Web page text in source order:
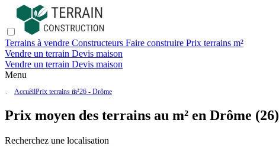
Terrains à vendre Constructeurs Faire construire Prix terrains m²
Vendre un terrain Devis maison
Vendre un terrain Devis maison
Menu
AccueilPrix terrains m²26 - Drôme
Prix moyen des terrains au m² en Drôme (26)
Recherchez une localisation